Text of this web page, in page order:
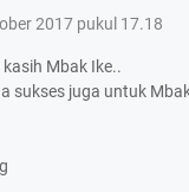
2017 pukul 17.18
kasih Mbak Ike..
sukses juga untuk